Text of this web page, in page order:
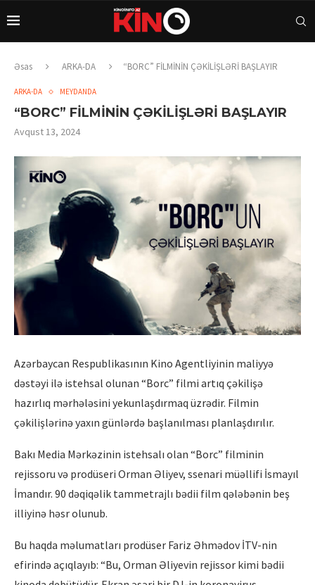
Əsas ARKA-DA “BORC” FİLMİNİN ÇƏKİLİŞLƏRİ BAŞLAYIR
ARKA-DA MEYDANDA
“BORC” FİLMİNİN ÇƏKİLİŞLƏRİ BAŞLAYIR
Avqust 13, 2024
Azərbaycan Respublikasının Kino Agentliyinin maliyyə
dəstəyi ilə istehsal olunan “Borc” filmi artıq çəkilişə
hazırlıq mərhələsini yekunlaşdırmaq üzrədir. Filmin
çəkilişlərinə yaxın günlərdə başlanılması planlaşdırılır.
Bakı Media Mərkəzinin istehsalı olan “Borc” filminin
rejissoru və prodüseri Orman Əliyev, ssenari müəllifi İsmayıl
İmandır. 90 dəqiqəlik tammetrajlı bədii film qələbənin beş
illiyinə həsr olunub.
Bu haqda məlumatları prodüser Fariz Əhmədov İTV-nin
efirində açıqlayıb: “Bu, Orman Əliyevin rejissor kimi bədii